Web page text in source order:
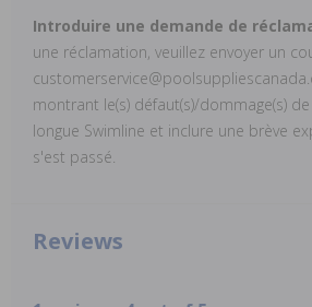
Introduire une demande de
une réclamation, veuillez envoyer un
montrant le(s) défaut(s)/dommage(s)
longue Swimline et inclure une brève
s'est passé.
Reviews